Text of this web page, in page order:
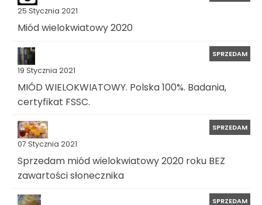
25 Stycznia 2021
Miód wielokwiatowy 2020
19 Stycznia 2021
SPRZEDAM
MIÓD WIELOKWIATOWY. Polska 100%. Badania,
certyfikat FSSC.
07 Stycznia 2021
SPRZEDAM
Sprzedam miód wielokwiatowy 2020 roku BEZ
zawartości słonecznika
SPRZEDAM